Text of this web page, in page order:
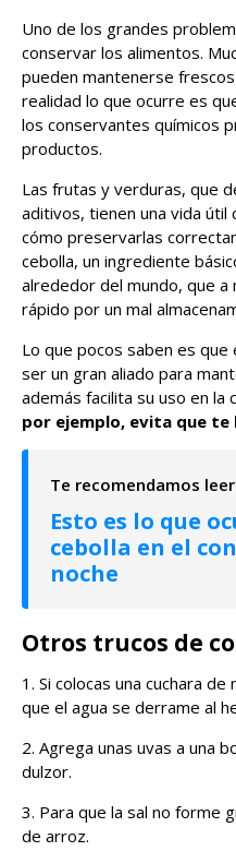
Uno de los grandes
conservar los alimentos.
pueden mantenerse
realidad lo que ocurre es
los conservantes químicos
productos.
Las frutas y verduras, que
aditivos, tienen una vida
cómo preservarlas
cebolla, un ingrediente
alrededor del mundo, que
rápido por un mal
Lo que pocos saben es
ser un gran aliado para
además facilita su uso en la
por ejemplo, evita que te
Esto es lo que
cebolla en el
noche
Otros trucos de
1. Si colocas una cuchara
que el agua se derrame al
2. Agrega unas uvas a una
dulzor.
3. Para que la sal no forme
de arroz.